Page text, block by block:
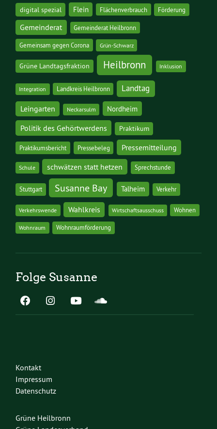
digital spezial Flein Flächenverbrauch Förderung
Gemeinderat Gemeinderat Heilbronn
Gemeinsam gegen Corona Grün-Schwarz
Grüne Landtagsfraktion Heilbronn Inklusion
Integration Landkreis Heilbronn Landtag
Leingarten Neckarsulm Nordheim
Politik des Gehörtwerdens Praktikum
Praktikumsbericht Pressebeleg Pressemitteilung
Schule schwätzen statt hetzen Sprechstunde
Stuttgart Susanne Bay Talheim Verkehr
Verkehrswende Wahlkreis Wirtschaftsausschuss Wohnen
Wohnraum Wohnraumförderung
Folge Susanne
Kontakt
Impressum
Datenschutz
Grüne Heilbronn